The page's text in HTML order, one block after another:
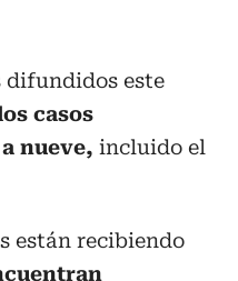
difundidos este
casos
nueve, incluido el
están recibiendo